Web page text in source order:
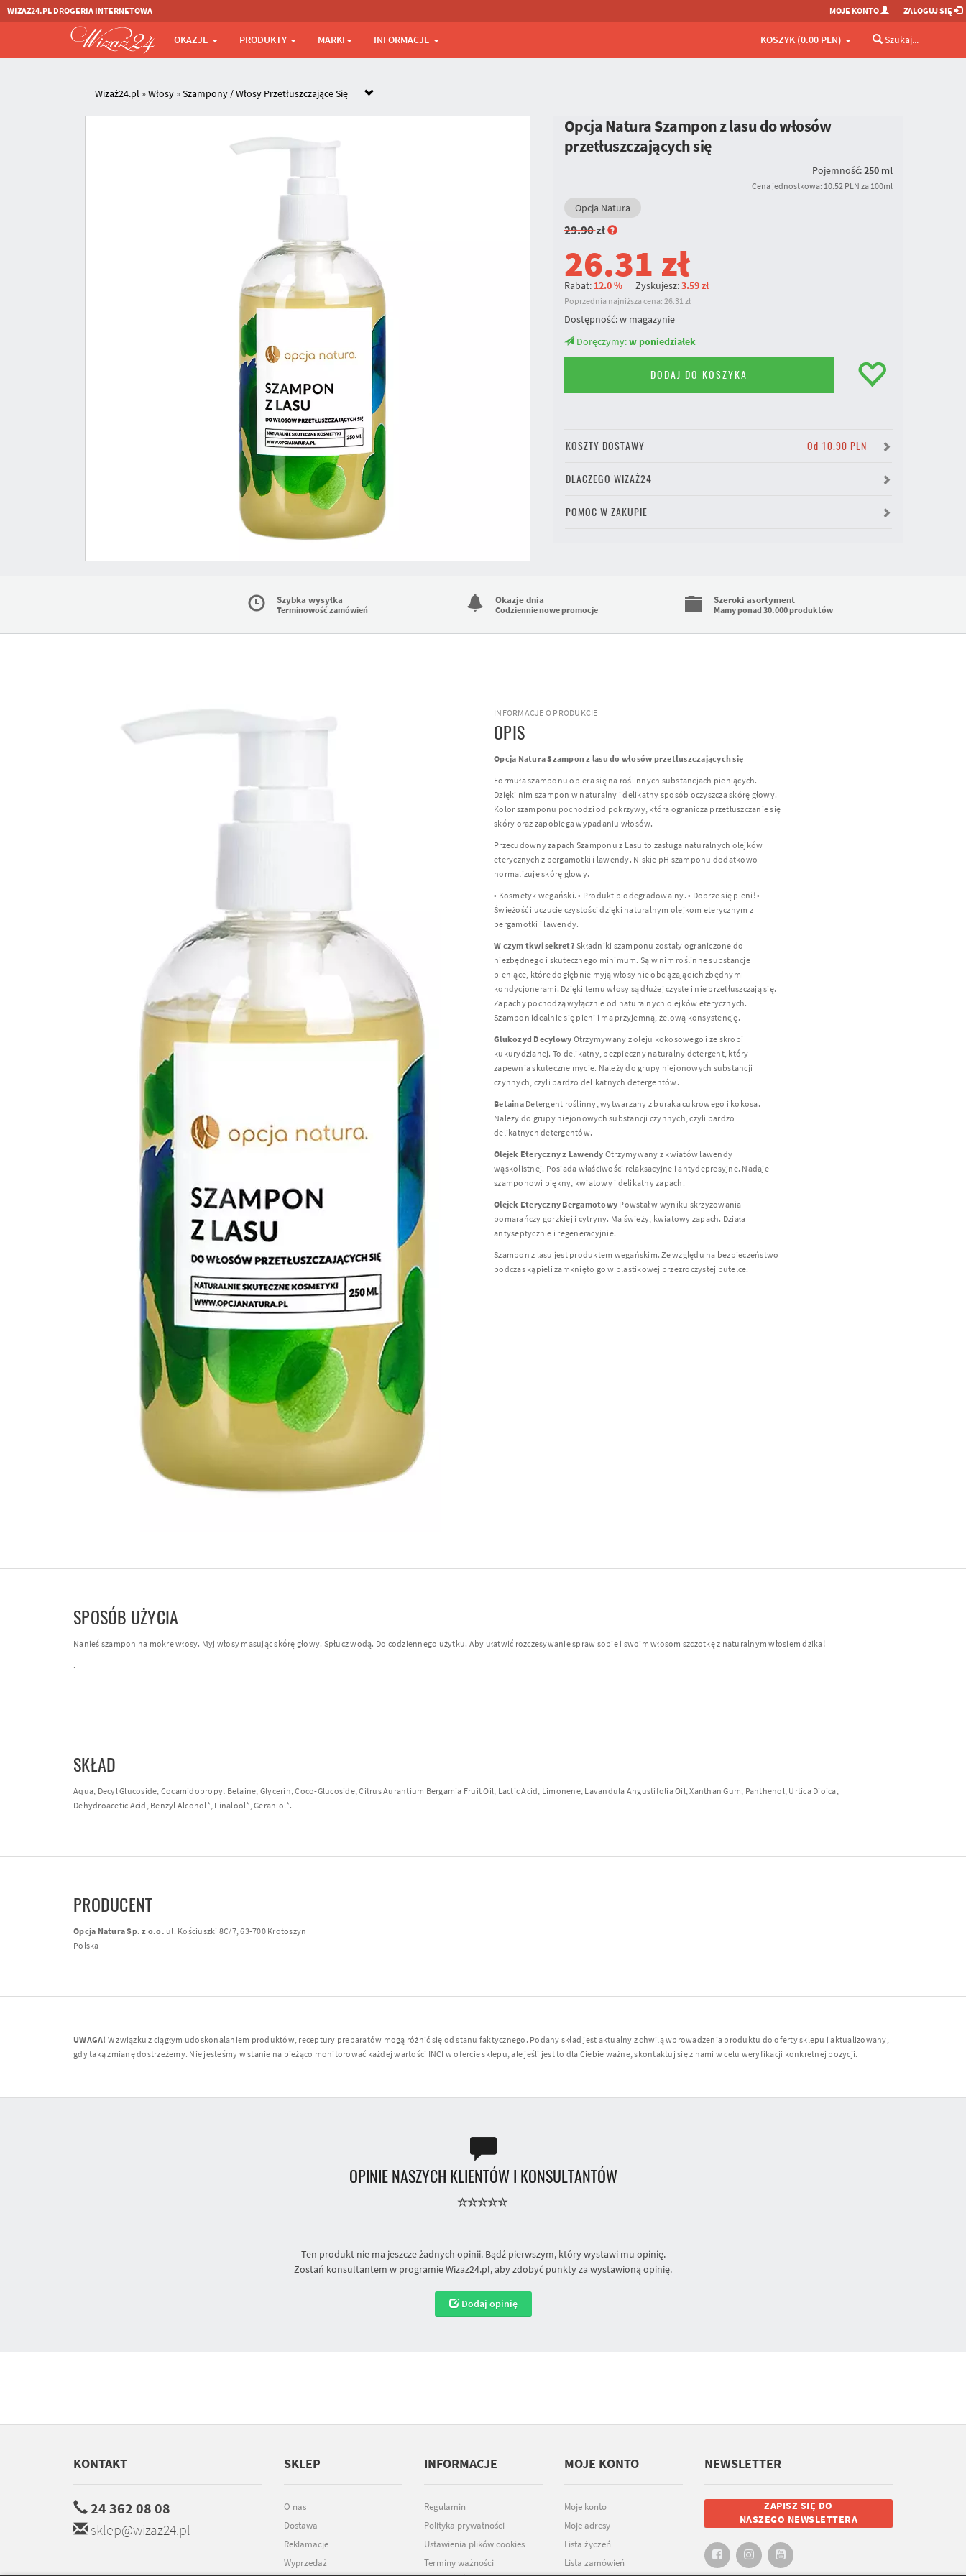
WIZAZ24.PL DROGERIA INTERNETOWA MOJE KONTO ZALOGUJ SIĘ
OKAZJE PRODUKTY MARKI INFORMACJE KOSZYK (0.00 PLN) Szukaj...
Wizaż24.pl »Włosy »Szampony / Włosy Przetłuszczające Się
Opcja Natura Szampon z lasu do włosów
przetłuszczających się
Pojemność:250 ml
Cena jednostkowa: 10.52 PLN za 100ml
Opcja Natura
29.90zł
26.31 zł
Rabat: 12.0 % Zyskujesz:3.59 zł
Poprzednia najniższa cena: 26.31 zł
Dostępność:w magazynie
Doręczymy:w poniedziałek
DODAJ DO KOSZYKA
KOSZTY DOSTAWY Od 10.90 PLN
DLACZEGO WIZAŻ24
POMOC W ZAKUPIE
Szybka wysyłka
Terminowość zamówień
Okazje dnia
Codziennie nowe promocje
Szeroki asortyment
Mamy ponad 30.000 produktów
INFORMACJE O PRODUKCIE
OPIS
Opcja Natura Szampon z lasu do włosów przetłuszczających się
Formuła szamponu opiera się na roślinnych substancjach pieniących.
Dzięki nim szampon w naturalny i delikatny sposób oczyszcza skórę głowy.
Kolor szamponu pochodzi od pokrzywy, która ogranicza przetłuszczanie się
skóry oraz zapobiega wypadaniu włosów.
Przecudowny zapach Szamponu z Lasu to zasługa naturalnych olejków
eterycznych z bergamotki i lawendy. Niskie pH szamponu dodatkowo
normalizuje skórę głowy.
• Kosmetyk wegański. • Produkt biodegradowalny. • Dobrze się pieni! •
Świeżość i uczucie czystości dzięki naturalnym olejkom eterycznym z
bergamotki i lawendy.
W czym tkwi sekret? Składniki szamponu zostały ograniczone do
niezbędnego i skutecznego minimum. Są w nim roślinne substancje
pieniące, które dogłębnie myją włosy nie obciążając ich zbędnymi
kondycjonerami. Dzięki temu włosy są dłużej czyste i nie przetłuszczają się.
Zapachy pochodzą wyłącznie od naturalnych olejków eterycznych.
Szampon idealnie się pieni i ma przyjemną, żelową konsystencję.
Glukozyd Decylowy Otrzymywany z oleju kokosowego i ze skrobi
kukurydzianej. To delikatny, bezpieczny naturalny detergent, który
zapewnia skuteczne mycie. Należy do grupy niejonowych substancji
czynnych, czyli bardzo delikatnych detergentów.
Betaina Detergent roślinny, wytwarzany z buraka cukrowego i kokosa.
Należy do grupy niejonowych substancji czynnych, czyli bardzo
delikatnych detergentów.
Olejek Eteryczny z Lawendy Otrzymywany z kwiatów lawendy
wąskolistnej. Posiada właściwości relaksacyjne i antydepresyjne. Nadaje
szamponowi piękny, kwiatowy i delikatny zapach.
Olejek Eteryczny Bergamotowy Powstał w wyniku skrzyżowania
pomarańczy gorzkiej i cytryny. Ma świeży, kwiatowy zapach. Działa
antyseptycznie i regeneracyjnie.
Szampon z lasu jest produktem wegańskim. Ze względu na bezpieczeństwo
podczas kąpieli zamknięto go w plastikowej przezroczystej butelce.
SPOSÓB UŻYCIA
Nanieś szampon na mokre włosy. Myj włosy masując skórę głowy. Spłucz wodą. Do codziennego użytku. Aby ułatwić rozczesywanie spraw sobie i swoim włosom szczotkę z naturalnym włosiem dzika!
.
SKŁAD
Aqua, Decyl Glucoside, Cocamidopropyl Betaine, Glycerin, Coco-Glucoside, Citrus Aurantium Bergamia Fruit Oil, Lactic Acid, Limonene, Lavandula Angustifolia Oil, Xanthan Gum, Panthenol, Urtica Dioica,
Dehydroacetic Acid, Benzyl Alcohol*, Linalool*, Geraniol*.
PRODUCENT
Opcja Natura Sp. z o.o. ul. Kościuszki 8C/7, 63-700 Krotoszyn
Polska
UWAGA! W związku z ciągłym udoskonalaniem produktów, receptury preparatów mogą różnić się od stanu faktycznego. Podany skład jest aktualny z chwilą wprowadzenia produktu do oferty sklepu i aktualizowany,
gdy taką zmianę dostrzeżemy. Nie jesteśmy w stanie na bieżąco monitorować każdej wartości INCI w ofercie sklepu, ale jeśli jest to dla Ciebie ważne, skontaktuj się z nami w celu weryfikacji konkretnej pozycji.
OPINIE NASZYCH KLIENTÓW I KONSULTANTÓW
Ten produkt nie ma jeszcze żadnych opinii. Bądź pierwszym, który wystawi mu opinię.
Zostań konsultantem w programie Wizaz24.pl, aby zdobyć punkty za wystawioną opinię.
Dodaj opinię
KONTAKT
24 362 08 08
sklep@wizaz24.pl
SKLEP
O nas
Dostawa
Reklamacje
Wyprzedaż
INFORMACJE
Regulamin
Polityka prywatności
Ustawienia plików cookies
Terminy ważności
MOJE KONTO
Moje konto
Moje adresy
Lista życzeń
Lista zamówień
NEWSLETTER
ZAPISZ SIĘ DO
NASZEGO NEWSLETTERA